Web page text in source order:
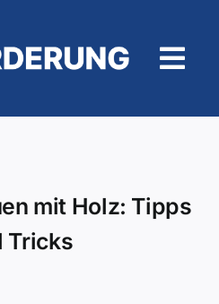
mit Holz: Tipps
Tricks